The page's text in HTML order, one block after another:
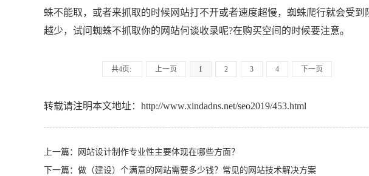
蛛不能取，或者来抓取的时候网站打不开或者速度超慢，蜘蛛爬行就会受
越少，试问蜘蛛不抓取你的网站何谈收录呢?在购买空间的时候要注意。
共4页: 上一页 1 2 3 4 下一页
转载请注明本文地址： http://www.xindadns.net/seo2019/453.html
上一篇：
网站设计制作专业性主要体现在哪些方面？
下一篇： 做（建设）个满意的网站需要多少钱？常见的网站技术解决方案